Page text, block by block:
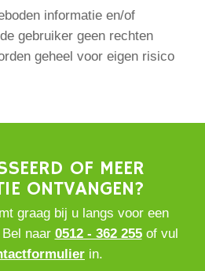
informatie en/of
gebruiker geen rechten
geheel voor eigen risico
OF MEER
ONTVANGEN?
graag bij u langs voor een
naar 0512 - 362 255of vul
in.